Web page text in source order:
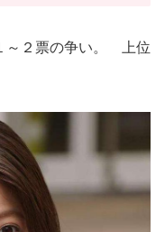
～２票の争い。 上位